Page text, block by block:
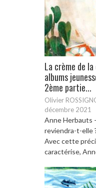
La crème de
albums
2ème partie...
Olivier
décembre 2021
Anne Herbauts
reviendra-t-elle
Avec cette
caractérise,